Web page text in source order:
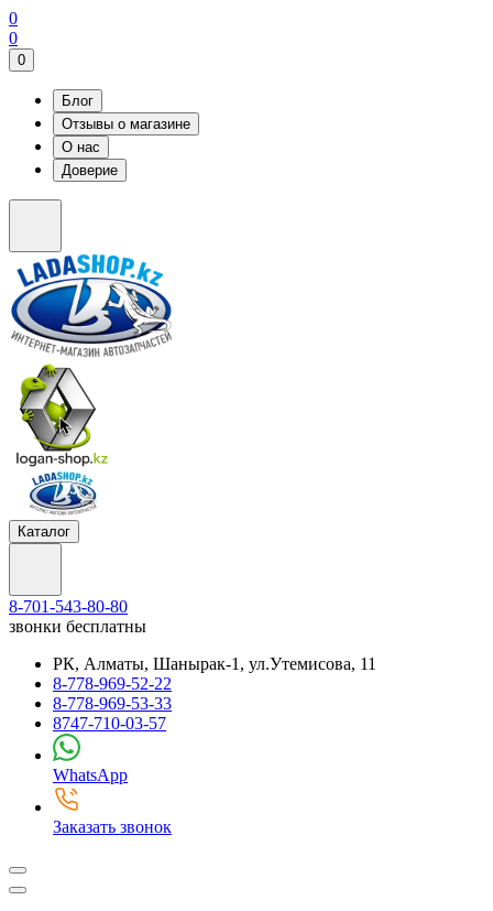
0
0
0
Блог
Отзывы о магазине
О нас
Доверие
Каталог
8-701-543-80-80
звонки бесплатны
РК, Алматы, Шанырак-1, ул.Утемисова, 11
8-778-969-52-22
8-778-969-53-33
8747-710-03-57
WhatsApp
Заказать звонок